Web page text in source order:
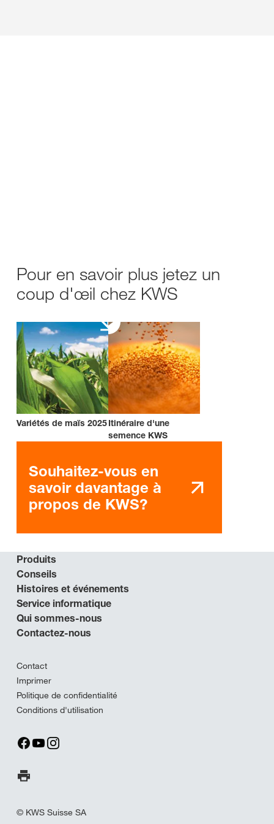
Pour en savoir plus jetez un
coup d'œil chez KWS
Variétés de maïs 2025Itinéraire d'une
semence KWS
Souhaitez-vous en
savoir davantage à
propos de KWS?
Produits
Conseils
Histoires et événements
Service informatique
Qui sommes-nous
Contactez-nous
Contact
Imprimer
Politique de confidentialité
Conditions d'utilisation
Imprimer la page
© KWS Suisse SA